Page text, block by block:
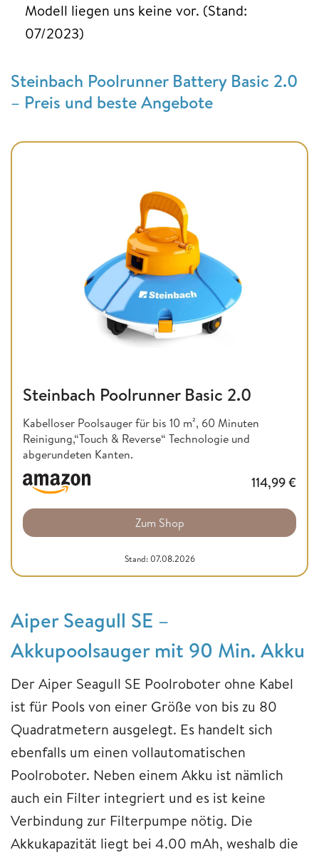
Modell liegen uns keine vor. (Stand:
07/2023)
Steinbach Poolrunner Battery Basic 2.0
– Preis und beste Angebote
Steinbach Poolrunner Basic 2.0
Kabelloser Poolsauger für bis 10 m², 60 Minuten
Reinigung,“Touch & Reverse“ Technologie und
abgerundeten Kanten.
114,99€
Zum Shop
Stand: 07.08.2026
Aiper Seagull SE –
Akkupoolsauger mit 90 Min. Akku
Der Aiper Seagull SE Poolroboter ohne Kabel
ist für Pools von einer Größe von bis zu 80
Quadratmetern ausgelegt. Es handelt sich
ebenfalls um einen vollautomatischen
Poolroboter. Neben einem Akku ist nämlich
auch ein Filter integriert und es ist keine
Verbindung zur Filterpumpe nötig. Die
Akkukapazität liegt bei 4.00 mAh, weshalb die